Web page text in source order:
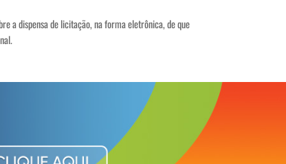
a dispensa de licitação, na forma eletrônica, de que